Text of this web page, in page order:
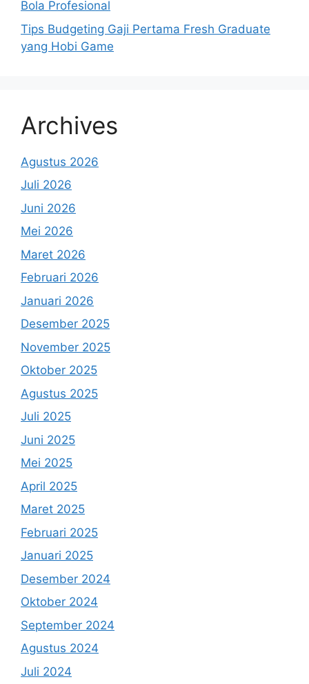
Bola Profesional
Tips Budgeting Gaji Pertama Fresh Graduate
yang Hobi Game
Archives
Agustus 2026
Juli 2026
Juni 2026
Mei 2026
Maret 2026
Februari 2026
Januari 2026
Desember 2025
November 2025
Oktober 2025
Agustus 2025
Juli 2025
Juni 2025
Mei 2025
April 2025
Maret 2025
Februari 2025
Januari 2025
Desember 2024
Oktober 2024
September 2024
Agustus 2024
Juli 2024